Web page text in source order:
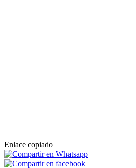
Enlace copiado